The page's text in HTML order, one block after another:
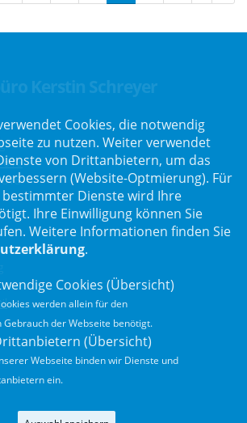
Kerstin Schreyer
Cookies, die notwendig
zu nutzen. Weiter verwendet
von Drittanbietern, um das
(Website-Optmierung). Für
Dienste wird Ihre
Ihre Einwilligung können Sie
Weitere Informationen finden Sie
.
Cookies (Übersicht)
werden allein für den
der Webseite benötigt.
(Übersicht)
Webseite binden wir Dienste und
ein.